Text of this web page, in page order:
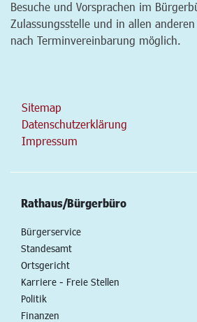
Besuche und Vorsprachen im
Zulassungsstelle und in allen
nach Terminvereinbarung möglich.
Sitemap
Datenschutzerklärung
Impressum
Rathaus/Bürgerbüro
Bürgerservice
Standesamt
Ortsgericht
Karriere - Freie Stellen
Politik
Finanzen